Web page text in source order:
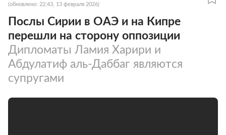
(обновлено: 22:43, 13 февраля 2026)
Послы Сирии в ОАЭ и на Кипре
перешли на сторону оппозиции
Дипломаты Ламия Харири и
Абдулатиф аль-Даббаг являются
супругами